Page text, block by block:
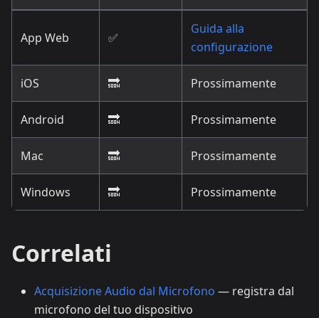
App Web ✅
Guida alla
configurazione
iOS 🔜 Prossimamente
Android 🔜 Prossimamente
Mac 🔜 Prossimamente
Windows 🔜 Prossimamente
Correlati
Acquisizione Audio dal Microfono — registra dal
microfono del tuo dispositivo